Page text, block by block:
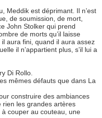
Meddik est déprimant. Il n’est
de soumission, de mort,
John Stolker qui prend
de morts qu’il laisse
aura fini, quand il aura assez
il n’appartient plus, s’il lui a
Di Rollo.
mêmes défauts que dans La
construire des ambiances
rien les grandes artères
couper au couteau, une